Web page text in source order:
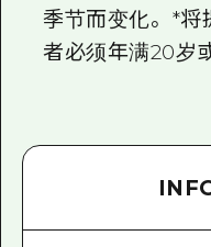
季节而变化。 *
者必须年满20岁